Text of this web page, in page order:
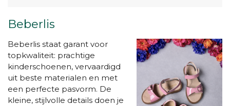
Beberlis
Beberlis staat garant voor
topkwaliteit: prachtige
kinderschoenen, vervaardigd
uit beste materialen en met
een perfecte pasvorm. De
kleine, stijlvolle details doen je